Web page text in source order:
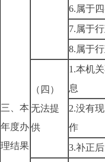
三、本
年度办
理结果
6.属于
7.属于
8.属于
（四）
无法提
供
1.本机
息
2.没有
作
3.补正